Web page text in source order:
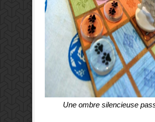
Une ombre silencieuse